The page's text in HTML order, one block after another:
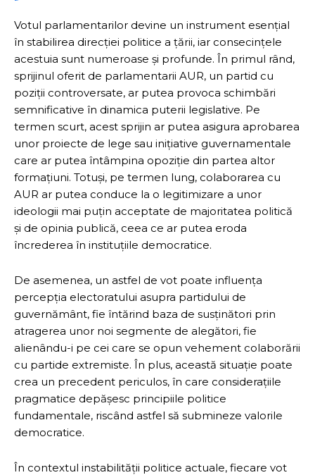
Votul parlamentarilor devine un instrument esențial
în stabilirea direcției politice a țării, iar consecințele
acestuia sunt numeroase și profunde. În primul rând,
sprijinul oferit de parlamentarii AUR, un partid cu
poziții controversate, ar putea provoca schimbări
semnificative în dinamica puterii legislative. Pe
termen scurt, acest sprijin ar putea asigura aprobarea
unor proiecte de lege sau inițiative guvernamentale
care ar putea întâmpina opoziție din partea altor
formațiuni. Totuși, pe termen lung, colaborarea cu
AUR ar putea conduce la o legitimizare a unor
ideologii mai puțin acceptate de majoritatea politică
și de opinia publică, ceea ce ar putea eroda
încrederea în instituțiile democratice.
De asemenea, un astfel de vot poate influența
percepția electoratului asupra partidului de
guvernământ, fie întărind baza de susținători prin
atragerea unor noi segmente de alegători, fie
alienându-i pe cei care se opun vehement colaborării
cu partide extremiste. În plus, această situație poate
crea un precedent periculos, în care considerațiile
pragmatice depășesc principiile politice
fundamentale, riscând astfel să submineze valorile
democratice.
În contextul instabilității politice actuale, fiecare vot